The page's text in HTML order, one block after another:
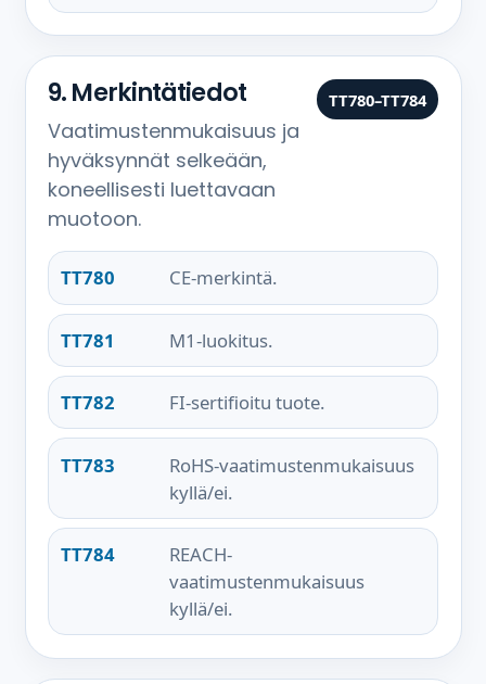
9. Merkintätiedot
Vaatimustenmukaisuus ja
hyväksynnät selkeään,
koneellisesti luettavaan
muotoon.
TT780–TT784
TT780 CE-merkintä.
TT781 M1-luokitus.
TT782 FI-sertifioitu tuote.
TT783
RoHS-vaatimustenmukaisuus
kyllä/ei.
TT784
REACH-
vaatimustenmukaisuus
kyllä/ei.